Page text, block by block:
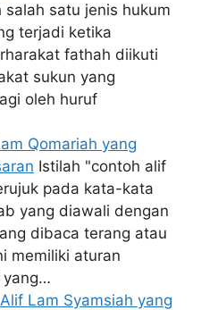
satu jenis hukum
terjadi ketika
fathah diikuti
sukun yang
oleh huruf
Qomariah yang
Istilah "contoh alif
pada kata-kata
yang diawali dengan
dibaca terang atau
memiliki aturan
yang…
Lam Syamsiah yang